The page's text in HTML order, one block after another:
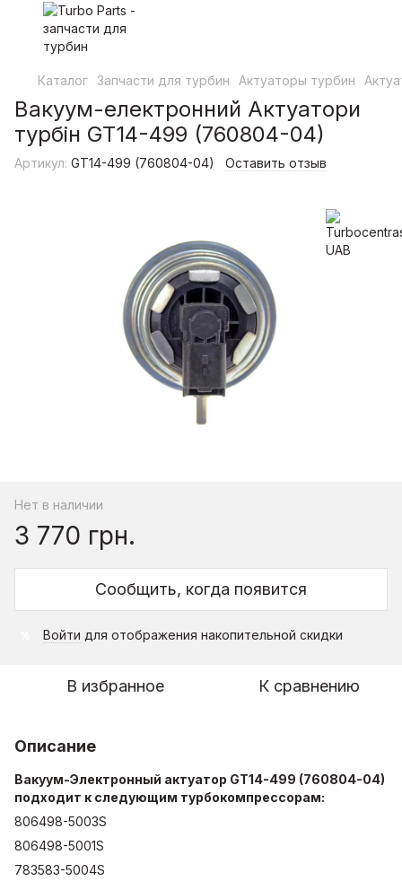
Каталог Запчасти для турбин Актуаторы турбин
Вакуум-електронний Актуатори
турбін GT14-499 (760804-04)
Артикул: GT14-499 (760804-04) Оставить отзыв
Нет в наличии
3 770 грн.
Сообщить, когда появится
Войти для отображения накопительной скидки
В избранное К сравнению
Описание
Вакуум-Электронный актуатор GT14-499 (760804-04)
подходит к следующим турбокомпрессорам:
806498-5003S
806498-5001S
783583-5004S